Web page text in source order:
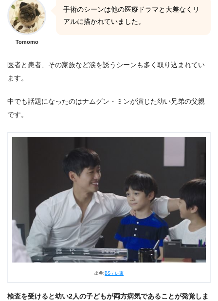
Tomomo
手術のシーンは他の医療ドラマと大差なくリ
アルに描かれていました。
医者と患者、その家族など涙を誘うシーンも多く取り込まれてい
ます。
中でも話題になったのはナムグン・ミンが演じた幼い兄弟の父親
です。
出典: BSテレ東
検査を受けると幼い2人の子どもが両方病気であることが発覚しま